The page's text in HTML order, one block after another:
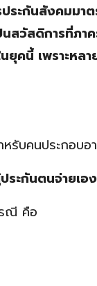
ระกันสังคมมา
วัสดิการที่ภา
คนี้ เพราะหล
รับคนประกอบ
ระกันตนจ่ายเ
รณี คือ